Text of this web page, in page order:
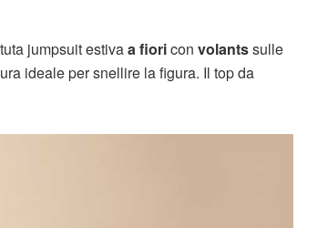
jumpsuit estivaa fioricon volantssulle
ideale per snellire la figura. Il top da